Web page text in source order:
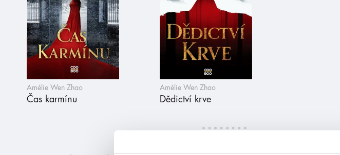
Amélie Wen Zhao
Čas karmínu
Amélie Wen Zhao
Dědictví krve